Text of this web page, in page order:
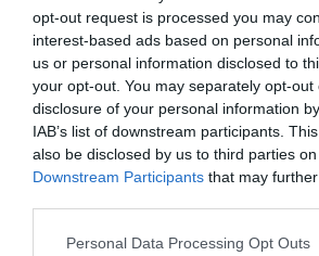
opt-out request is processed you may
interest-based ads based on personal
us or personal information disclosed to
your opt-out. You may separately opt-
disclosure of your personal information
IAB’s list of downstream participants.
also be disclosed by us to third parties
Downstream Participants that may
Please note that this website/app uses
Personal Data Processing Opt Outs
förlänger konflikten. Moskvas oro
efter att Ukraina började använda
långdistansvapen, såsom
Storm
mot ryska mål 2024.
Som svar uppdaterade Ryssland sin
november 2024 och utvidgade
kärnvapenmakt, vilket man